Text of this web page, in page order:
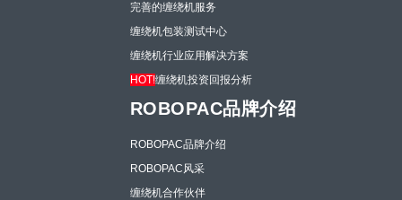
完善的缠绕机服务
缠绕机包装测试中心
缠绕机行业应用解决方案
HOT!缠绕机投资回报分析
ROBOPAC品牌介绍
ROBOPAC品牌介绍
ROBOPAC风采
缠绕机合作伙伴